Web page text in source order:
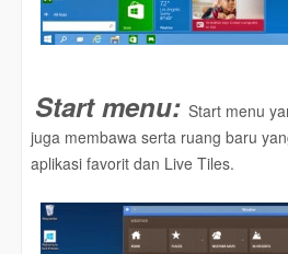
Start menu: Start menu
juga membawa serta ruang baru
aplikasi favorit dan Live Tiles.